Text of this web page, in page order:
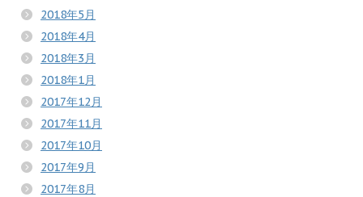
2018年5月
2018年4月
2018年3月
2018年1月
2017年12月
2017年11月
2017年10月
2017年9月
2017年8月